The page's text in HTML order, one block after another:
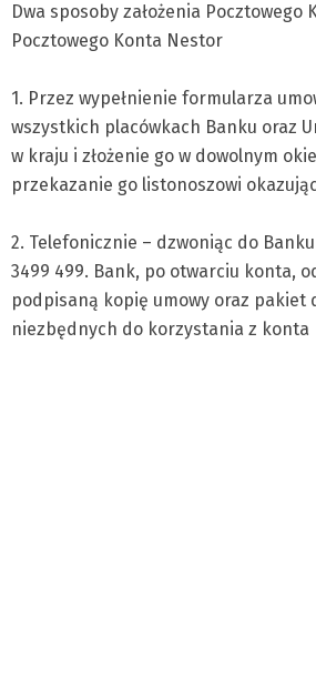
Dwa sposoby założenia Pocztowego
Pocztowego Konta Nestor
1. Przez wypełnienie formularza
wszystkich placówkach Banku oraz
w kraju i złożenie go w dowolnym
przekazanie go listonoszowi
2. Telefonicznie – dzwoniąc do
3499 499. Bank, po otwarciu konta,
podpisaną kopię umowy oraz pakiet
niezbędnych do korzystania z konta